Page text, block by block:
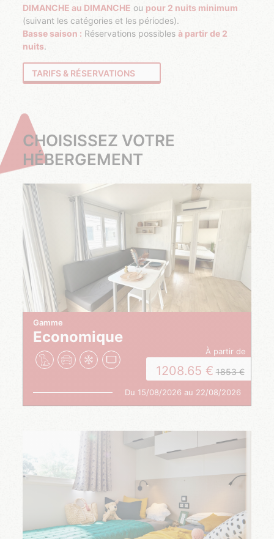
DIMANCHE au DIMANCHE ou pour 2 nuits minimum
(suivant les catégories et les périodes).
Basse saison : Réservations possiblesà partir de 2
nuits.
TARIFS & RÉSERVATIONS
CHOISISSEZ VOTRE
HÉBERGEMENT
Gamme
Economique
à partir de
1208.65 1853
Du 15/08/2026 au 22/08/2026